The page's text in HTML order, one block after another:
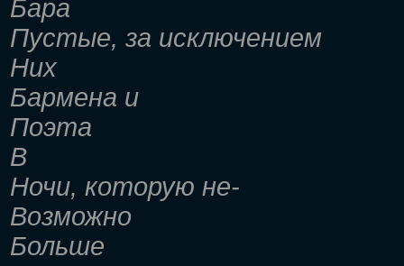
Бара
Пустые, за исключением
Них
Бармена и
Поэта
В
Ночи, которую не-
Возможно
Больше